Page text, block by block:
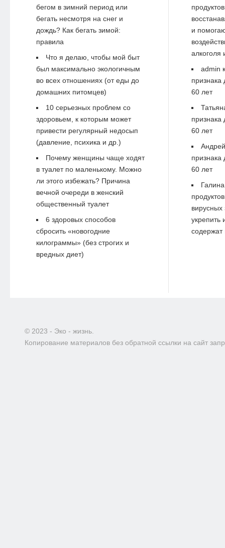
бегом в зимний период или
бегать несмотря на снег и
дождь? Как бегать зимой:
правила
Что я делаю, чтобы мой быт
был максимально экологичным
во всех отношениях (от еды до
домашних питомцев)
10 серьезных проблем со
здоровьем, к которым может
привести регулярный недосып
(давление, психика и др.)
Почему женщины чаще ходят
в туалет по маленькому. Можно
ли этого избежать? Причина
вечной очереди в женский
общественный туалет
6 здоровых способов
сбросить «новогодние
килограммы» (без строгих и
вредных диет)
и
алкоголя
admin
60 лет
60 лет
Андрей
60 лет
Галина
вирусных
укрепить
содержат
© 2023 - Эко - жизнь.
Копирование материалов без обратной ссылки на сайт